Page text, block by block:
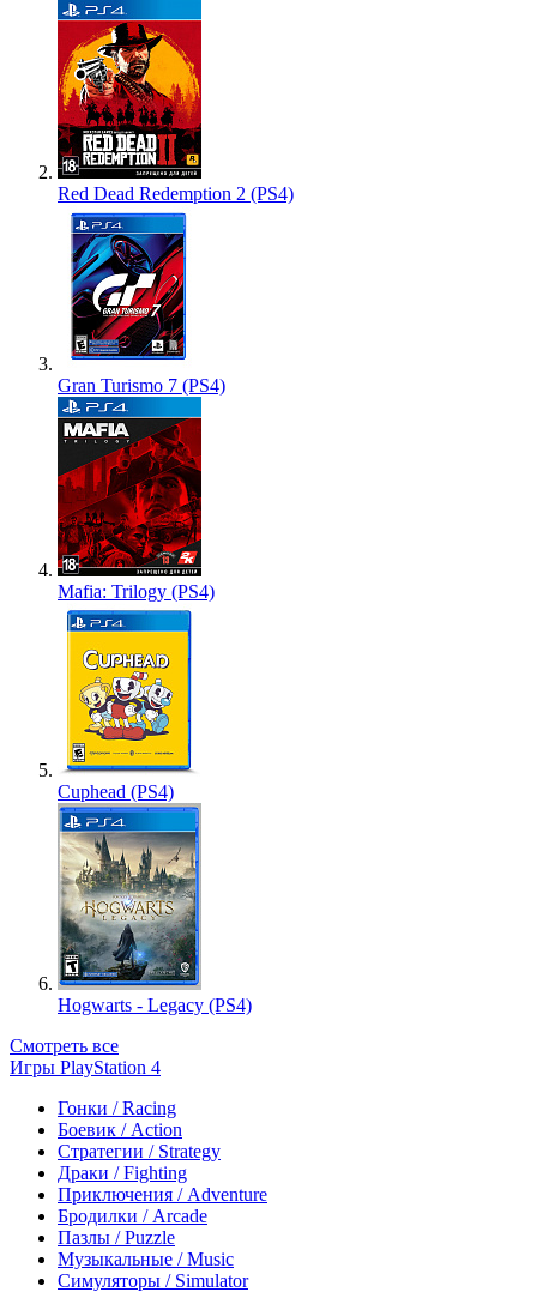
Red Dead Redemption 2 (PS4)
Gran Turismo 7 (PS4)
Mafia: Trilogy (PS4)
Cuphead (PS4)
Hogwarts - Legacy (PS4)
Смотреть все
Игры PlayStation 4
Гонки / Racing
Боевик / Action
Стратегии / Strategy
Драки / Fighting
Приключения / Adventure
Бродилки / Arcade
Пазлы / Puzzle
Музыкальные / Music
Симуляторы / Simulator